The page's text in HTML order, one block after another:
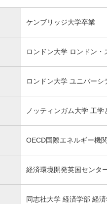
ケンブリッジ大学卒業
ロンドン大学 ロンドン
ロンドン大学 ユニバー
ノッティンガム大学 工
OECD国際エネルギー機
経済環境開発英国センタ
同志社大学 経済学部 経